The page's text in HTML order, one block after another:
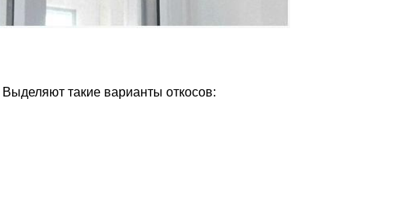
такие варианты откосов: